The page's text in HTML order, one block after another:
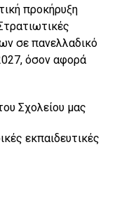
προκήρυξη
σε πανελλαδικό
όσον αφορά
Σχολείου μας
εκπαιδευτικές